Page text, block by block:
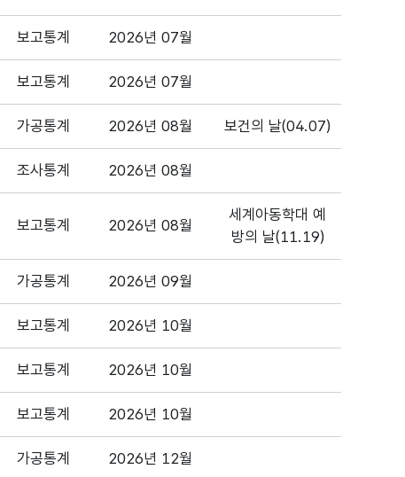
보고통계 2026년 07월
보고통계 2026년 07월
가공통계 2026년 08월 보건의 날(04.07)
조사통계 2026년 08월
보고통계 2026년 08월
세계아동학대 예
방의 날(11.19)
가공통계 2026년 09월
보고통계 2026년 10월
보고통계 2026년 10월
보고통계 2026년 10월
가공통계 2026년 12월